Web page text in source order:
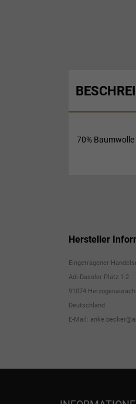
70%
Hersteller
Eingetragener
Adi-Dassler Platz 1-2
91074 Herzogenaurach
Deutschland
E-Mail: